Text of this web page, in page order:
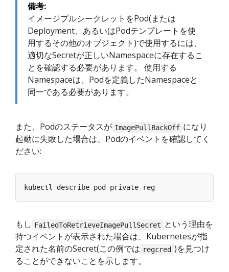
備考:
イメージプルシークレットをPod(または
Deployment、あるいはPodテンプレートを使
用するその他のオブジェクト)で使用するには、
適切なSecretが正しいNamespaceに存在するこ
とを確認する必要があります。 使用する
Namespaceは、Podを定義したNamespaceと
同一である必要があります。
また、Podのステータスが ImagePullBackOff になり
起動に失敗した場合は、Podのイベントを確認してく
ださい:
もし FailedToRetrieveImagePullSecret という理由を
持つイベントが表示された場合は、Kubernetesが指
定された名前のSecret(この例では regcred )を見つけ
ることができないことを示します。